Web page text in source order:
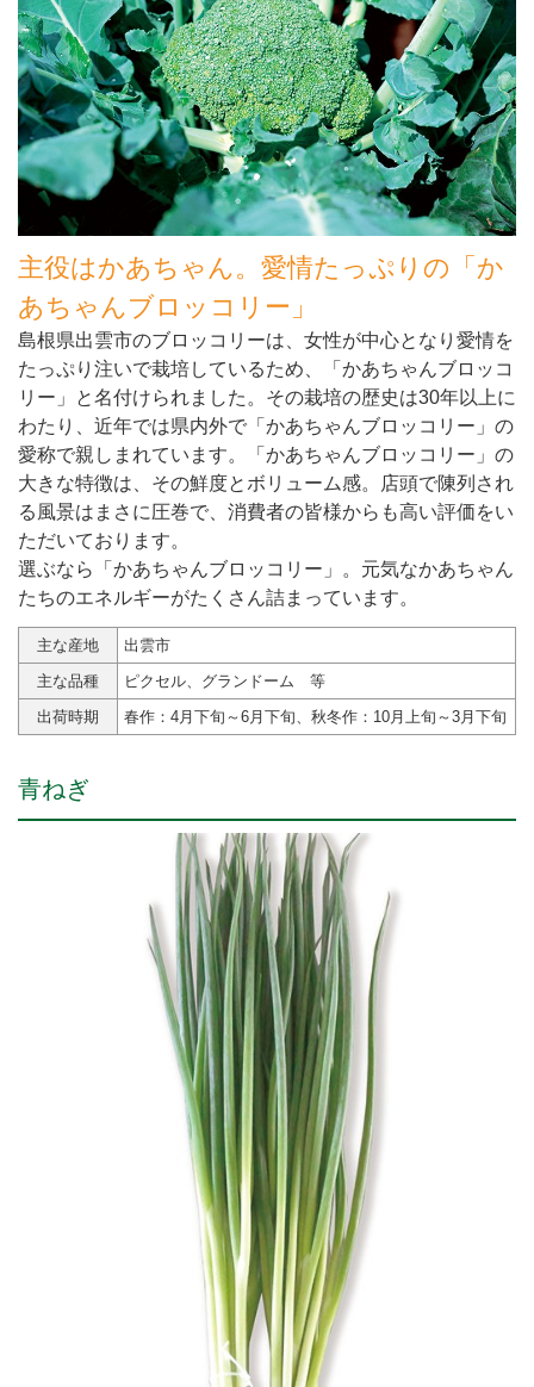
主役はかあちゃん。愛情たっぷりの「か
あちゃんブロッコリー」
島根県出雲市のブロッコリーは、女性が中心となり愛情を
たっぷり注いで栽培しているため、「かあちゃんブロッコ
リー」と名付けられました。その栽培の歴史は30年以上に
わたり、近年では県内外で「かあちゃんブロッコリー」の
愛称で親しまれています。「かあちゃんブロッコリー」の
大きな特徴は、その鮮度とボリューム感。店頭で陳列され
る風景はまさに圧巻で、消費者の皆様からも高い評価をい
ただいております。
選ぶなら「かあちゃんブロッコリー」。元気なかあちゃん
たちのエネルギーがたくさん詰まっています。
主な産地
出雲市
主な品種
ピクセル、グランドーム 等
出荷時期
春作：4月下旬～6月下旬、秋冬作：10月上旬～3月下旬
青ねぎ